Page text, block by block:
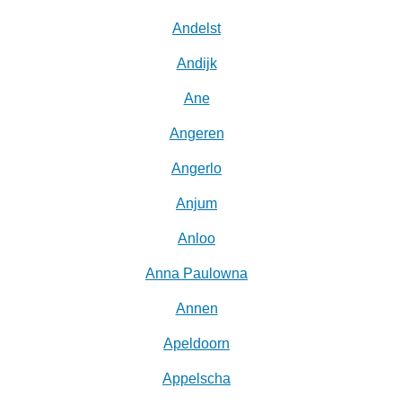
Andelst
Andijk
Ane
Angeren
Angerlo
Anjum
Anloo
Anna Paulowna
Annen
Apeldoorn
Appelscha